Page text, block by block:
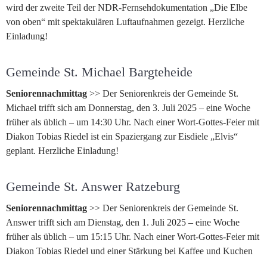
wird der zweite Teil der NDR-Fernsehdokumentation „Die Elbe
von oben“ mit spektakulären Luftaufnahmen gezeigt. Herzliche
Einladung!
Gemeinde St. Michael Bargteheide
Seniorennachmittag >> Der Seniorenkreis der Gemeinde St.
Michael trifft sich am Donnerstag, den 3. Juli 2025 – eine Woche
früher als üblich – um 14:30 Uhr. Nach einer Wort-Gottes-Feier mit
Diakon Tobias Riedel ist ein Spaziergang zur Eisdiele „Elvis“
geplant. Herzliche Einladung!
Gemeinde St. Answer Ratzeburg
Seniorennachmittag >> Der Seniorenkreis der Gemeinde St.
Answer trifft sich am Dienstag, den 1. Juli 2025 – eine Woche
früher als üblich – um 15:15 Uhr. Nach einer Wort-Gottes-Feier mit
Diakon Tobias Riedel und einer Stärkung bei Kaffee und Kuchen